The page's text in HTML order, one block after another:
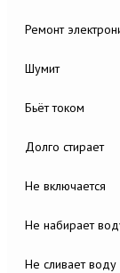
Ремонт
Шумит
Бьёт током
Долго стирает
Не включается
Не набирает
Не сливает воду